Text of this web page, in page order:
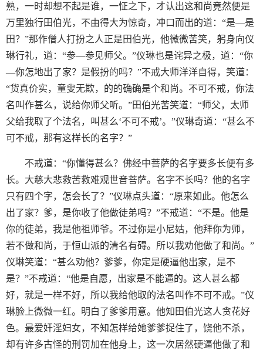
熟，一时却想不起是谁，一怔之下，才认出这和尚竟然便是
万里独行田伯光，不由得大为惊奇，冲口而出的道：“是—是
田？”那作僧人打扮之人正是田伯光，他微微苦笑，躬身向仪
琳行礼，道：“参—参见师父。”仪琳也是诧异之极，道：“你
—你怎地出了家？是假扮的吗？”不戒大师洋洋自得，笑道：
“货真价实，童叟无欺，的的确确是个和尚。不可不戒，你法
名叫作甚么，说给你师父听。”田伯光苦笑道：“师父，太师
父给我取了个法名，叫甚么‘不可不戒’。”仪琳奇道：“甚么不
可不戒，那有这样长的名字？”
不戒道：“你懂得甚么？佛经中菩萨的名字要多长便有多
长。大慈大悲救苦救难观世音菩萨。名字不长吗？他的名字
只有四个字，怎会长了？”仪琳点头道：“原来如此。他怎么
出了家？爹，是你收了他做徒弟吗？”不戒道：“不是。他是
你的徒弟，我是他祖师爷。不过你是小尼姑，他拜你为师，
若不做和尚，于恒山派的清名有碍。所以我劝他做了和尚。”
仪琳笑道：“甚么劝他？爹爹，你定是硬逼他出家，是不
是？”不戒道：“他是自愿，出家是不能逼的。这人甚么都
好，就是一样不好，所以我给他取的法名叫作不可不戒。”仪
琳脸上微微一红。明白了爹爹用意。他知田伯光这人贪花好
色。最爱奸淫妇女，不知怎样给她爹爹捉住了，饶他不杀，
却有许多古怪的刑罚加在他身上，这一次居然硬逼他做了和